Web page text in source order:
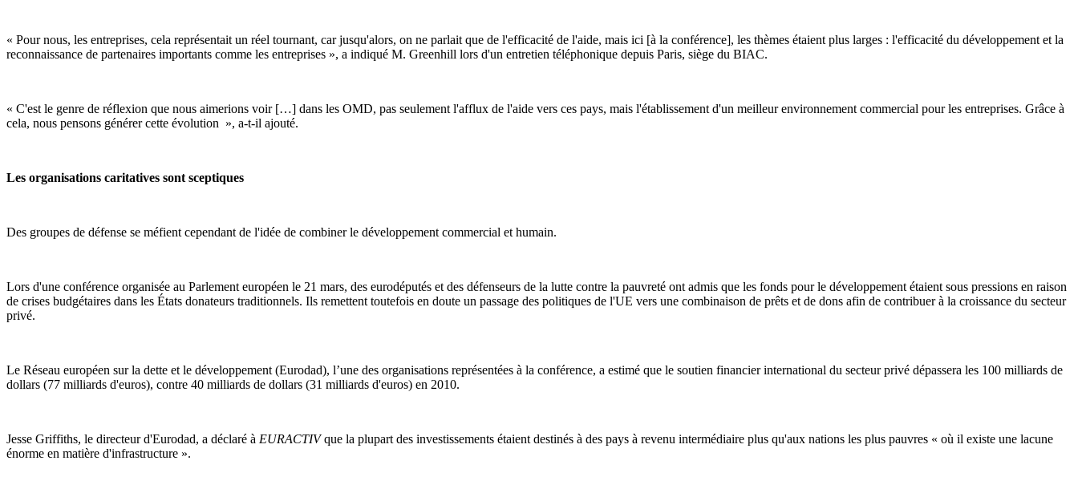
« Pour nous, les entreprises, cela représentait un réel tournant, car jusqu'alors, on ne parlait que de l'efficacité de l'aide, mais ici [à la conférence], les thèmes étaient plus larges : l'efficacité du développement et la
reconnaissance de partenaires importants comme les entreprises », a indiqué M. Greenhill lors d'un entretien téléphonique depuis Paris, siège du BIAC.
« C'est le genre de réflexion que nous aimerions voir […] dans les OMD, pas seulement l'afflux de l'aide vers ces pays, mais l'établissement d'un meilleur environnement commercial pour les entreprises. Grâce à
cela, nous pensons générer cette évolution », a-t-il ajouté.
Les organisations caritatives sont sceptiques
Des groupes de défense se méfient cependant de l'idée de combiner le développement commercial et humain.
Lors d'une conférence organisée au Parlement européen le 21 mars, des eurodéputés et des défenseurs de la lutte contre la pauvreté ont admis que les fonds pour le développement étaient sous pressions en raison
de crises budgétaires dans les États donateurs traditionnels. Ils remettent toutefois en doute un passage des politiques de l'UE vers une combinaison de prêts et de dons afin de contribuer à la croissance du secteur
privé.
Le Réseau européen sur la dette et le développement (Eurodad), l’une des organisations représentées à la conférence, a estimé que le soutien financier international du secteur privé dépassera les 100 milliards de
dollars (77 milliards d'euros), contre 40 milliards de dollars (31 milliards d'euros) en 2010.
Jesse Griffiths, le directeur d'Eurodad, a déclaré à EURACTIVque la plupart des investissements étaient destinés à des pays à revenu intermédiaire plus qu'aux nations les plus pauvres « où il existe une lacune
énorme en matière d'infrastructure ».